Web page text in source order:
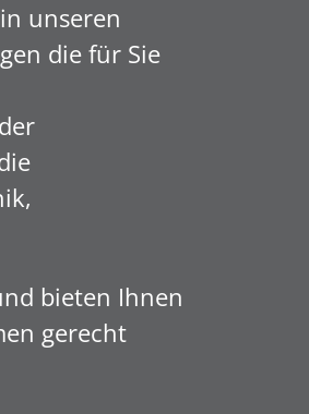
unseren
die für Sie
bieten Ihnen
gerecht